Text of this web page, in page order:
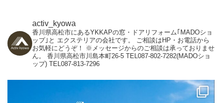
activ_kyowa
香川県高松市にあるYKKAPの窓・ドアリフォーム｢MADOショ
ップ｣と エクステリアの会社です。
ご相談はHP・お電話から
お気軽にどうぞ！
※メッセージからのご相談は承っておりませ
ん。
香川県高松市川島本町26-5 TEL087-802-7282(MADOショ
ップ) TEL087-813-7296